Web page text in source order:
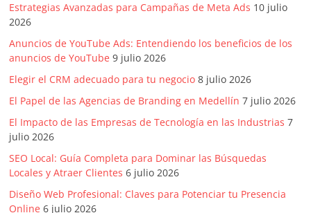
América
Latina
|
Una
mirada
estratégica
versátil
del
Marketing
en
LATAM
Estrategias Avanzadas para Campañas de Meta Ads 10 julio
2026
Anuncios de YouTube Ads: Entendiendo los beneficios de los
anuncios de YouTube 9 julio 2026
Elegir el CRM adecuado para tu negocio 8 julio 2026
El Papel de las Agencias de Branding en Medellín 7 julio 2026
El Impacto de las Empresas de Tecnología en las Industrias 7
julio 2026
SEO Local: Guía Completa para Dominar las Búsquedas
Locales y Atraer Clientes 6 julio 2026
Diseño Web Profesional: Claves para Potenciar tu Presencia
Online 6 julio 2026